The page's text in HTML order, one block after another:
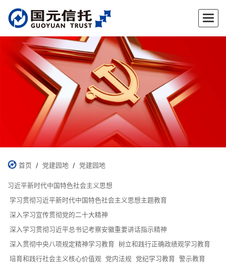
✕
首页 / 党建园地 / 党建园地
习近平新时代中国特色社会主义思想
学习贯彻习近平新时代中国特色社会主义思想主题教育
深入学习宣传贯彻党的二十大精神
深入学习贯彻习近平总书记考察安徽重要讲话指示精神
深入贯彻中央八项规定精神学习教育 树立和践行正确政绩观学习教育
培育和践行社会主义核心价值观
党内法规 党纪学习教育 警示教育